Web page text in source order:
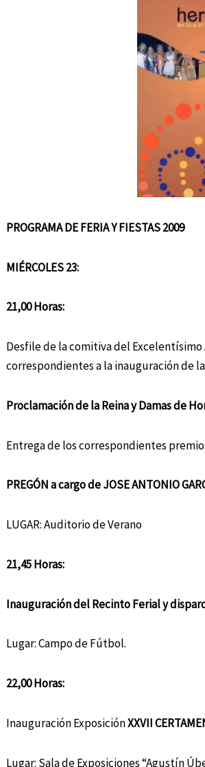
PROGRAMA DE FERIA Y FIESTAS 2009
MIÉRCOLES 23:
21,00 Horas:
Desfile de la comitiva del
correspondientes a la inauguración de la
Proclamación de la Reina y Damas de
Entrega de los correspondientes
PREGÓN a cargo de JOSE ANTONIO
LUGAR: Auditorio de Verano
21,45 Horas:
Inauguración del Recinto Ferial y disparo
Lugar: Campo de Fútbol.
22,00 Horas:
Inauguración ExposiciónXXVII
Lugar: Sala de Exposiciones “Agustín